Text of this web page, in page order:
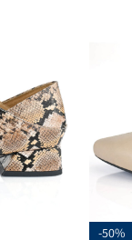
-50%